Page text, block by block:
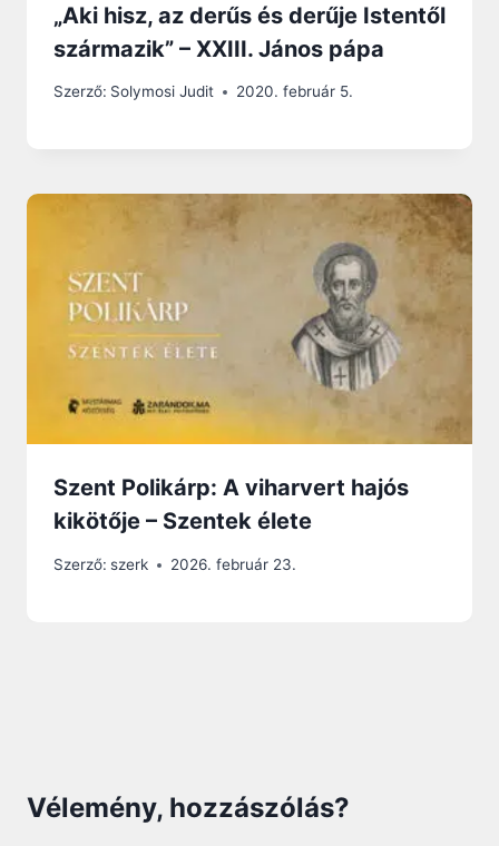
„Aki hisz, az derűs és derűje Istentől
származik” – XXIII. János pápa
Szerző: Solymosi Judit 2020. február 5.
Szent Polikárp: A viharvert hajós
kikötője – Szentek élete
Szerző: szerk 2026. február 23.
Vélemény, hozzászólás?